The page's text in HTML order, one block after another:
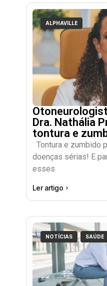
ALPHAVILLE
Dra. Nathália
tontura e
Tontura e zumbido
doenças sérias! E
esses
Ler artigo
NOTÍCIAS SAÚDE